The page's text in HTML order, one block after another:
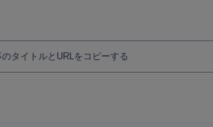
タイトルとURLをコピーする